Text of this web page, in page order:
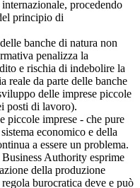
procedendo
principio di
banche di natura non
penalizza la
e rischia di indebolire la
reale da parte delle banche
delle imprese piccole
posti di lavoro).
piccole imprese - che pure
economico e della
a essere un problema.
Authority esprime
della produzione
burocratica deve e può